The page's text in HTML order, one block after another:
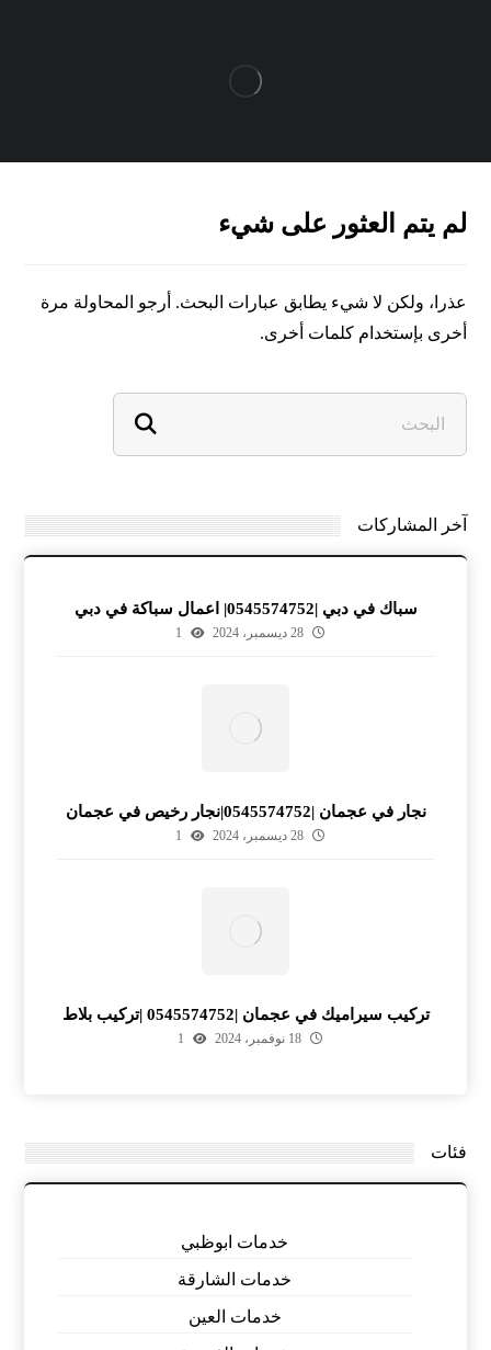
لم يتم العثور على شيء
عذرا، ولكن لا شيء يطابق عبارات البحث. أرجو المحاولة مرة
أخرى بإستخدام كلمات أخرى.
آخر المشاركات
سباك في دبي |0545574752| اعمال سباكة في دبي
28 ديسمبر، 2024 1
نجار في عجمان |0545574752|نجار رخيص في عجمان
28 ديسمبر، 2024 1
تركيب سيراميك في عجمان |0545574752 |تركيب بلاط
18 نوفمبر، 2024 1
فئات
خدمات ابوظبي
خدمات الشارقة
خدمات العين